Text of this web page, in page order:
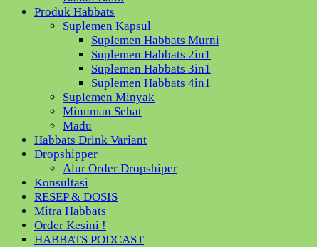
Produk Habbats
Suplemen Kapsul
Suplemen Habbats Murni
Suplemen Habbats 2in1
Suplemen Habbats 3in1
Suplemen Habbats 4in1
Suplemen Minyak
Minuman Sehat
Madu
Habbats Drink Variant
Dropshipper
Alur Order Dropshiper
Konsultasi
RESEP & DOSIS
Mitra Habbats
Order Kesini !
HABBATS PODCAST